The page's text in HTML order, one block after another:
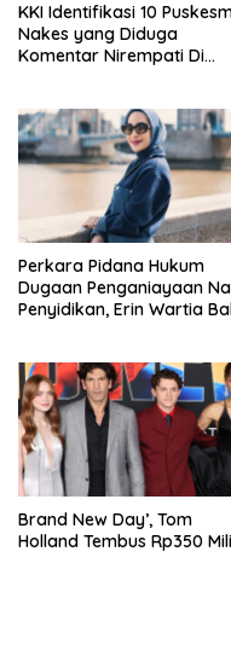
KKI Identifikasi 10
Nakes yang Diduga
Komentar Nirempati Di
Perkara Pidana Hukum
Dugaan Penganiayaan
Penyidikan, Erin Wartia
Brand New Day’, Tom
Holland Tembus Rp350